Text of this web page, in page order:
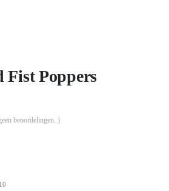
Fist Poppers
beoordelingen. )